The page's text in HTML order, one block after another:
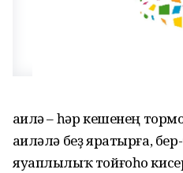
Ғаилә – һәр кешенең
Ғаиләлә беҙ яратырға,
яуаплылыҡ тойғоһо